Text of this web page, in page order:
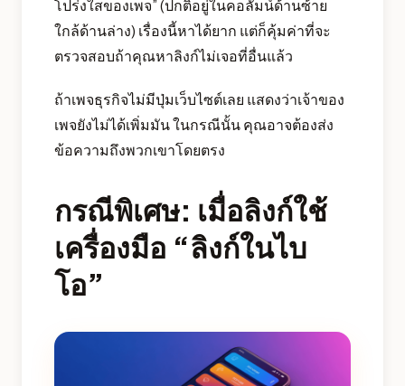
โปร่งใสของเพจ” (ปกติอยู่ในคอลัมน์ด้านซ้าย
ใกล้ด้านล่าง) เรื่องนี้หาได้ยาก แต่ก็คุ้มค่าที่จะ
ตรวจสอบถ้าคุณหาลิงก์ไม่เจอที่อื่นแล้ว
ถ้าเพจธุรกิจไม่มีปุ่มเว็บไซต์เลย แสดงว่าเจ้าของ
เพจยังไม่ได้เพิ่มมัน ในกรณีนั้น คุณอาจต้องส่ง
ข้อความถึงพวกเขาโดยตรง
กรณีพิเศษ: เมื่อลิงก์ใช้
เครื่องมือ “ลิงก์ในไบ
โอ”